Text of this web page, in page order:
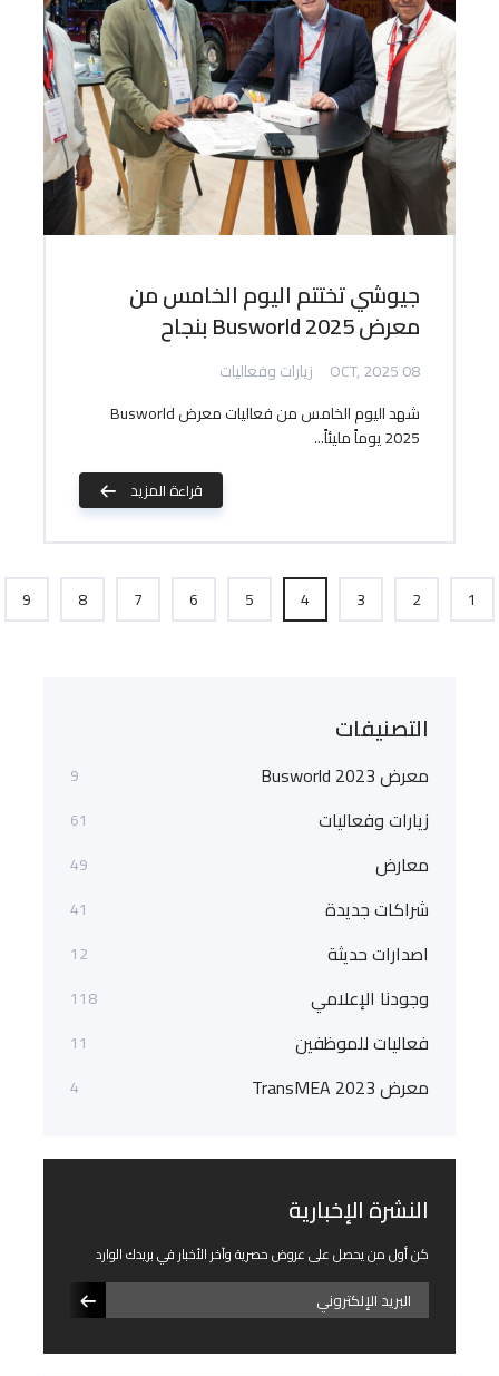
جيوشي تختتم اليوم الخامس من
معرض Busworld 2025 بنجاح
08 OCT, 2025
زيارات وفعاليات
شهد اليوم الخامس من فعاليات معرض Busworld
2025 يوماً مليئاً...
قراءة المزيد
1
2
3
4
5
6
7
8
9
التصنيفات
معرض Busworld 2023 9
زيارات وفعاليات 61
معارض 49
شراكات جديدة 41
اصدارات حديثة 12
وجودنا الإعلامي 118
فعاليات للموظفين 11
معرض TransMEA 2023 4
النشرة الإخبارية
كن أول من يحصل على عروض حصرية وآخر الأخبار في بريدك الوارد